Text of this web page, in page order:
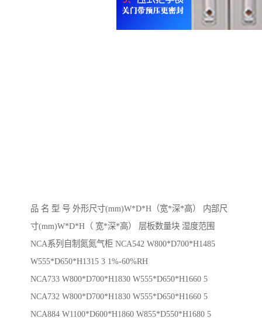
品 名 型 号 外形尺寸(mm)W*D*H（宽*深*高） 内部尺
寸(mm)W*D*H（ 宽*深*高） 层板数量块 湿度范围
NCA系列自制氮氮气柜 NCA542 W800*D700*H1485
W555*D650*H1315 3 1%-60%RH
NCA733 W800*D700*H1830 W555*D650*H1660 5
NCA732 W800*D700*H1830 W555*D650*H1660 5
NCA884 W1100*D600*H1860 W855*D550*H1680 5